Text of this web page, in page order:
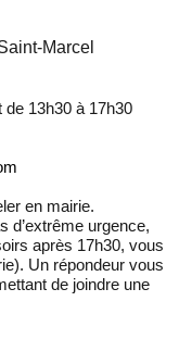
Marcel
de 13h30 à 17h30
en mairie.
d’extrême urgence,
après 17h30, vous
Un répondeur vous
de joindre une